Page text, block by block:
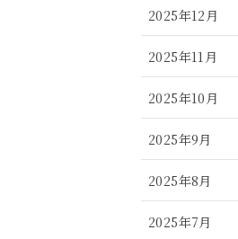
2025年12月
2025年11月
2025年10月
2025年9月
2025年8月
2025年7月